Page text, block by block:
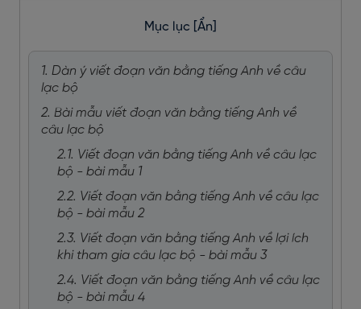
Mục lục [Ẩn]
1. Dàn ý viết đoạn văn bằng tiếng Anh về câu
lạc bộ
2. Bài mẫu viết đoạn văn bằng tiếng Anh về
câu lạc bộ
2.1. Viết đoạn văn bằng tiếng Anh về câu lạc
bộ - bài mẫu 1
2.2. Viết đoạn văn bằng tiếng Anh về câu lạc
bộ - bài mẫu 2
2.3. Viết đoạn văn bằng tiếng Anh về lợi ích
khi tham gia câu lạc bộ - bài mẫu 3
2.4. Viết đoạn văn bằng tiếng Anh về câu lạc
bộ - bài mẫu 4